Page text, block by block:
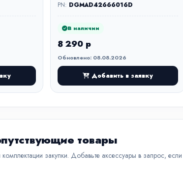
PN: DGMAD42666016D
В наличии
8 290 р
Обновлено: 08.08.2026
Добавить в заявку
товары
закупки. Добавьте аксессуары в запрос,